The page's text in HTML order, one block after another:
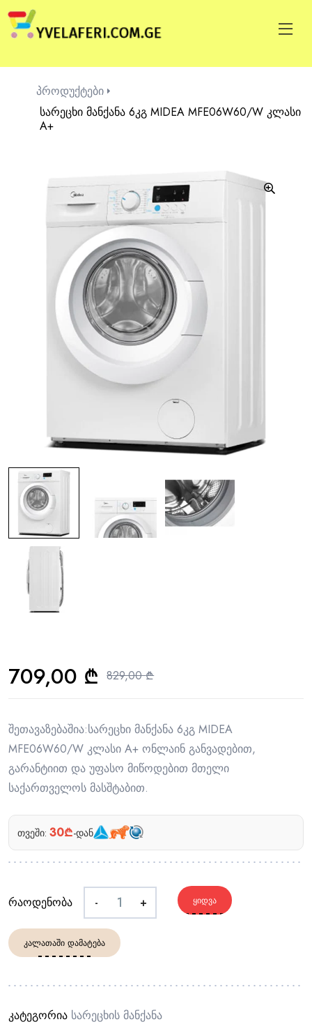
პროდუქტები
სარეცხი მანქანა 6კგ MIDEA MFE06W60/W კლასი
A+
829,00₾
709,00 ₾
შეთავაზებაშია:სარეცხი მანქანა 6კგ MIDEA
MFE06W60/W კლასი A+ ონლაინ განვადებით,
გარანტიით და უფასო მიწოდებით მთელი
საქართველოს მასშტაბით.
თვეში: 30₾-დან
რაოდენობა - + ᲧᲘᲓᲕᲐ
ᲙᲐᲚᲐᲗᲐᲨᲘ ᲓᲐᲛᲐᲢᲔᲑᲐ
კატეგორია Სარეცხის Მანქანა